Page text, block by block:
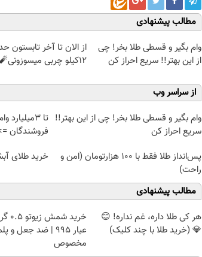
مطالب پیشنهادی
وام بگیر و قسطی طلا بخر! چی
از این بهتر!! سریع احراز کن
از الان تا آخر تابستون
12کیلو چربی میسوزونی🧨
از سراسر وب
وام بگیر و قسطی طلا بخر! چی از این بهتر!!
سریع احراز کن
تا
فروشندگان
پس‌انداز طلا فقط با ۱۰۰ هزارتومان (امن و
راحت)
خرید طلای آبشده
مطالب پیشنهادی
هر کی طلا داره، غم نداره! 😊
💎 (خرید طلا با چند کلیک)
خرید
عیار ۹۹۵ | ضد جعل و
مخصوص